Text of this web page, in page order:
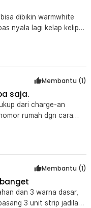
dibikin warmwhite
nyala lagi kelap kelip
Membantu (1)
saja.
dari charge-an
rumah dgn cara
buat sambungan kabel
seperlunya.
Membantu (1)
dan 3 warna dasar,
3 unit strip jadilah